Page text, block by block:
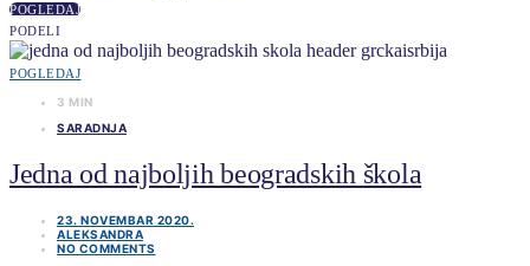
POGLEDAJ
PODELI
POGLEDAJ
3 MIN
SARADNJA
Jedna od najboljih beogradskih škola
23. NOVEMBAR 2020.
ALEKSANDRA
NO COMMENTS